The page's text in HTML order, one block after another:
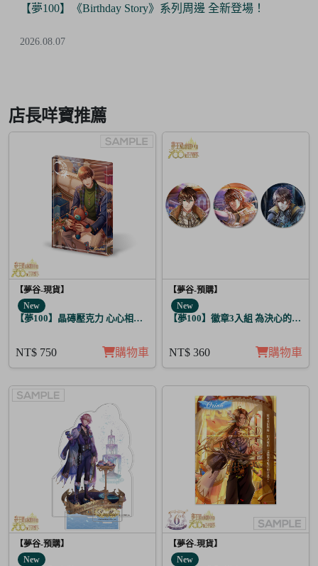
Story》系列周邊 全新登場！
【Final Sale】人氣
6
店長咩寶推薦
【夢谷-現貨】
New
【夢100】晶磚壓克力 心心相印的聖誕禮物 萬里 月覺
NT$ 750 購物車
【夢谷-預購】
New
【夢100】徽章3入組 為決心的落幕
NT$ 360 購物車
【夢谷-預購】
New
【夢谷-現貨】
New